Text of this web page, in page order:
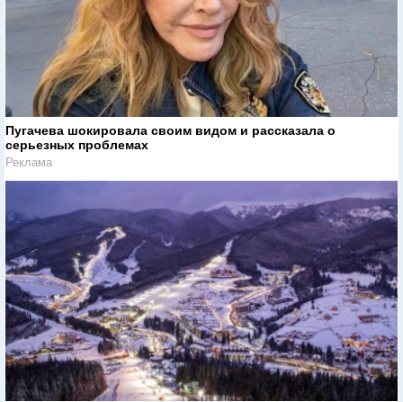
Пугачева шокировала своим видом и рассказала о
серьезных проблемах
Реклама